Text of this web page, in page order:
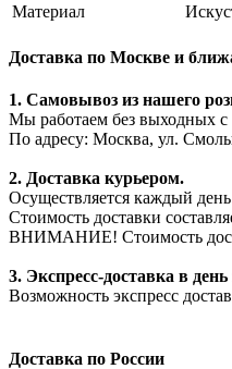
Материал
Доставка по Москве и
1. Самовывоз из нашего
Мы работаем без выходных с
По адресу: Москва, ул.
2. Доставка курьером.
Осуществляется каждый
Стоимость доставки
ВНИМАНИЕ! Стоимость
3. Экспресс-доставка в день
Возможность экспресс
Доставка по России